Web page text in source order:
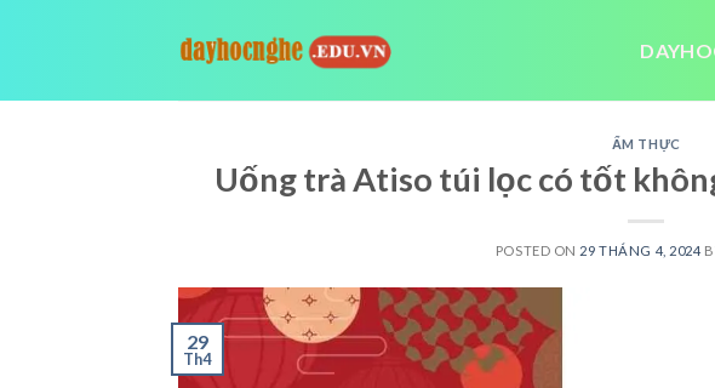
ẨM THỰC
Uống trà Atiso túi lọc có tốt
POSTED ON 29 THÁNG 4, 2024
29
Th4